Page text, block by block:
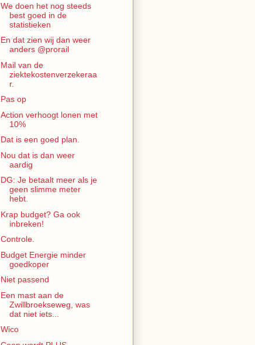
We doen het nog steeds
best goed in de
statistieken
En dat zien wij dan weer
anders @prorail
Mail van de
ziektekostenverzekeraa
r.
Pas op
Action verhoogt lonen met
10%
Dat is een goed plan.
Nou dat is dan weer
aardig
DG: Je betaalt meer als je
geen slimme meter
hebt.
Krap budget? Ga ook
inbreken!
Controle.
Budget Energie minder
goedkoper
Niet passend
Een mast aan de
Zwillbroekseweg, was
dat niet iets...
Wico